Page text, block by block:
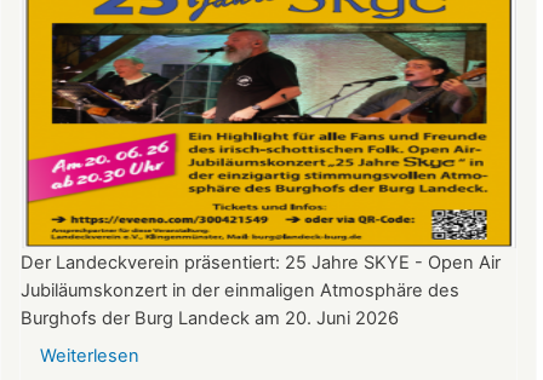
Der Landeckverein präsentiert: 25 Jahre SKYE - Open Air
Jubiläumskonzert in der einmaligen Atmosphäre des
Burghofs der Burg Landeck am 20. Juni 2026
Weiterlesen